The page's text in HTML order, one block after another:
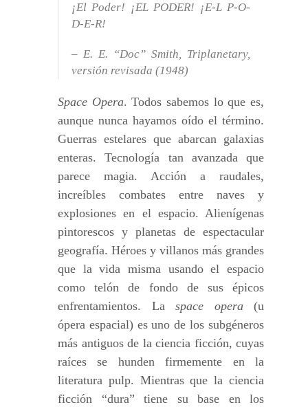
¡El Poder! ¡EL PODER! ¡E-L P-O-
D-E-R!
– E. E. “Doc” Smith, Triplanetary,
versión revisada (1948)
Space Opera. Todos sabemos lo que es,
aunque nunca hayamos oído el término.
Guerras estelares que abarcan galaxias
enteras. Tecnología tan avanzada que
parece magia. Acción a raudales,
increíbles combates entre naves y
explosiones en el espacio. Alienígenas
pintorescos y planetas de espectacular
geografía. Héroes y villanos más grandes
que la vida misma usando el espacio
como telón de fondo de sus épicos
enfrentamientos. La space opera(u
ópera espacial) es uno de los subgéneros
más antiguos de la ciencia ficción, cuyas
raíces se hunden firmemente en la
literatura pulp. Mientras que la ciencia
ficción “dura” tiene su base en los